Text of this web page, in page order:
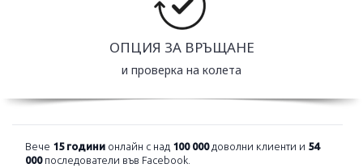
ОПЦИЯ ЗА ВРЪЩАНЕ
и проверка на колета
Вече 15 години онлайн с над 100 000доволни клиенти и 54
000последователи във Facebook.